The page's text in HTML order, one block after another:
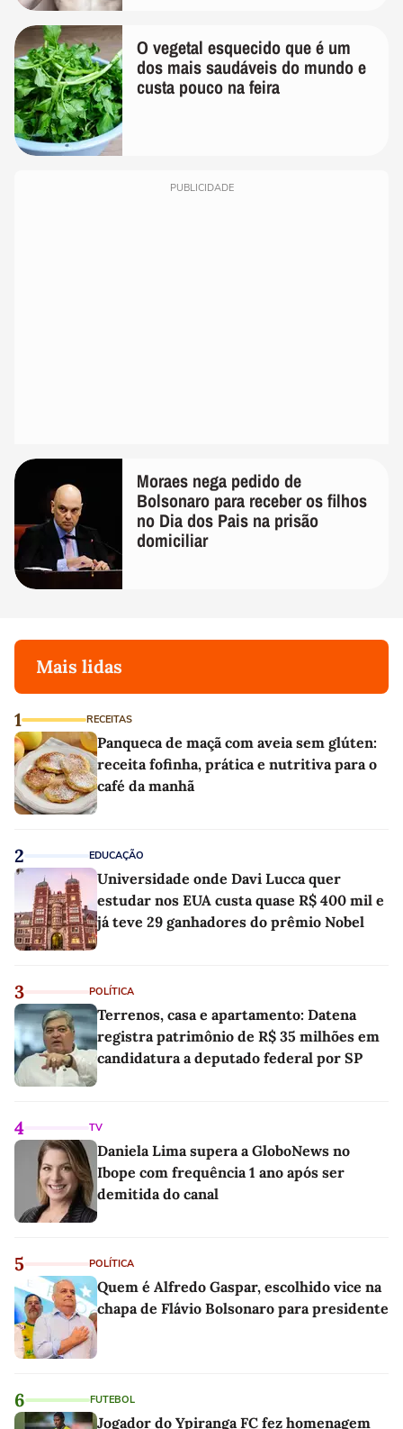
O vegetal esquecido que é um
dos mais saudáveis do mundo e
custa pouco na feira
PUBLICIDADE
Moraes nega pedido de
Bolsonaro para receber os filhos
no Dia dos Pais na prisão
domiciliar
Mais lidas
1 RECEITAS
Panqueca de maçã com aveia sem glúten:
receita fofinha, prática e nutritiva para o
café da manhã
2 EDUCAÇÃO
Universidade onde Davi Lucca quer
estudar nos EUA custa quase R$ 400 mil e
já teve 29 ganhadores do prêmio Nobel
3 POLÍTICA
Terrenos, casa e apartamento: Datena
registra patrimônio de R$ 35 milhões em
candidatura a deputado federal por SP
4 TV
Daniela Lima supera a GloboNews no
Ibope com frequência 1 ano após ser
demitida do canal
5 POLÍTICA
Quem é Alfredo Gaspar, escolhido vice na
chapa de Flávio Bolsonaro para presidente
6 FUTEBOL
Jogador do Ypiranga FC fez homenagem